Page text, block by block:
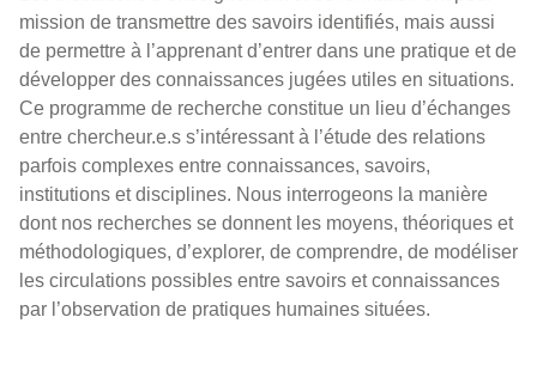
mission de transmettre des savoirs identifiés, mais aussi
de permettre à l’apprenant d’entrer dans une pratique et de
développer des connaissances jugées utiles en situations.
Ce programme de recherche constitue un lieu d’échanges
entre chercheur.e.s s’intéressant à l’étude des relations
parfois complexes entre connaissances, savoirs,
institutions et disciplines. Nous interrogeons la manière
dont nos recherches se donnent les moyens, théoriques et
méthodologiques, d’explorer, de comprendre, de modéliser
les circulations possibles entre savoirs et connaissances
par l’observation de pratiques humaines situées.